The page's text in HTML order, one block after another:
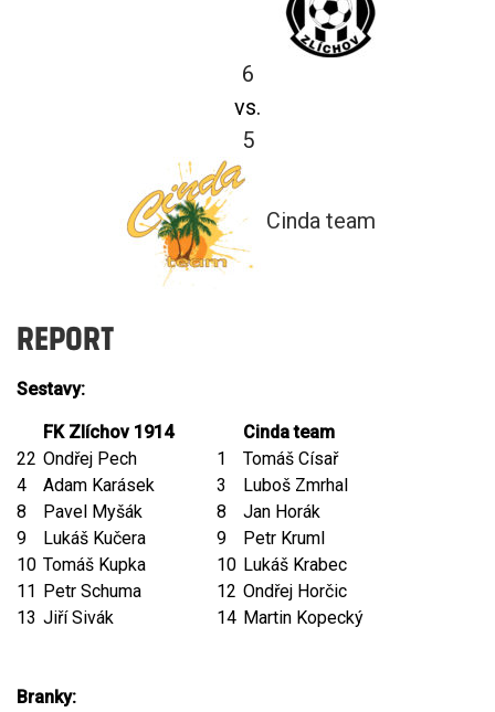
6
vs.
5
Cinda team
REPORT
Sestavy:
FK Zlíchov 1914
Cinda team
22 Ondřej Pech 1
Tomáš Císař
4
Adam Karásek 3
Luboš Zmrhal
8
Pavel Myšák 8
Jan Horák
9
Lukáš Kučera 9
Petr Kruml
10 Tomáš Kupka 10 Lukáš Krabec
11 Petr Schuma 12 Ondřej Horčic
13 Jiří Sivák 14 Martin Kopecký
Branky: